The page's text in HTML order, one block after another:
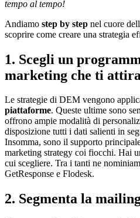
tempo al tempo!
Andiamo step by step nel cuore
scoprire come creare una strategia
1. Scegli un
marketing che ti attira
Le strategie di DEM vengono
piattaforme. Queste ultime sono
offrono ampie modalità di
disposizione tutti i dati salienti in
Insomma, sono il supporto
marketing strategy coi fiocchi. Hai
cui scegliere. Tra i tanti ne
GetResponse e Flodesk.
2. Segmenta la